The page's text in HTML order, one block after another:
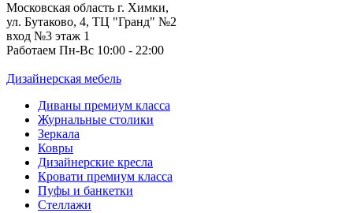
Московская область г. Химки,
ул. Бутаково, 4, ТЦ "Гранд" №2
вход №3 этаж 1
Работаем Пн-Вс 10:00 - 22:00
Дизайнерская мебель
Диваны премиум класса
Журнальные столики
Зеркала
Ковры
Дизайнерские кресла
Кровати премиум класса
Пуфы и банкетки
Стеллажи